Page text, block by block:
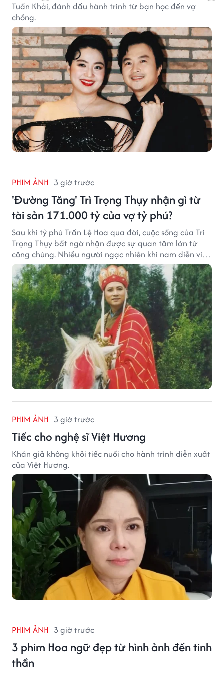
Tuấn Khải, đánh dấu hành trình từ bạn học đến vợ
chồng.
PHIM ẢNH 3 giờ trước
'Đường Tăng' Trì Trọng Thụy nhận gì từ
tài sản 171.000 tỷ của vợ tỷ phú?
Sau khi tỷ phú Trần Lệ Hoa qua đời, cuộc sống của Trì
Trọng Thụy bất ngờ nhận được sự quan tâm lớn từ
công chúng. Nhiều người ngạc nhiên khi nam diễn viên
nổi tiếng với vai Đường Tăng không xuất hiện trong
danh sách thừa kế khối tài sản hàng chục tỷ NDT.
PHIM ẢNH 3 giờ trước
Tiếc cho nghệ sĩ Việt Hương
Khán giả không khỏi tiếc nuối cho hành trình diễn xuất
của Việt Hương.
PHIM ẢNH 3 giờ trước
3 phim Hoa ngữ đẹp từ hình ảnh đến tinh
thần